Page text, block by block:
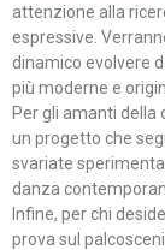
attenzione alla
espressive.
dinamico evolvere
più moderne e
Per gli amanti della
un progetto che
svariate
danza
Infine, per chi
prova sul